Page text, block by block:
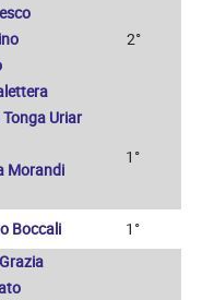
2°
Tonga Uriar
Morandi
1°
Boccali 1°